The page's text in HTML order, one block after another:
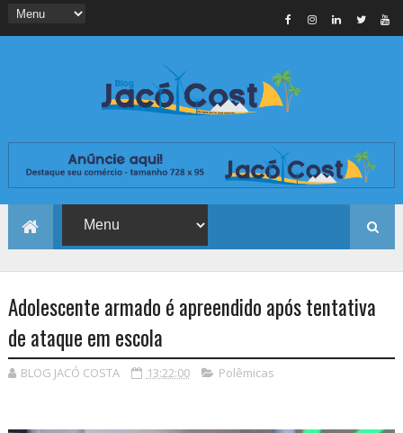
Adolescente armado é apreendido após tentativa
de ataque em escola
BLOG JACÓ COSTA 13:22:00 Polêmicas